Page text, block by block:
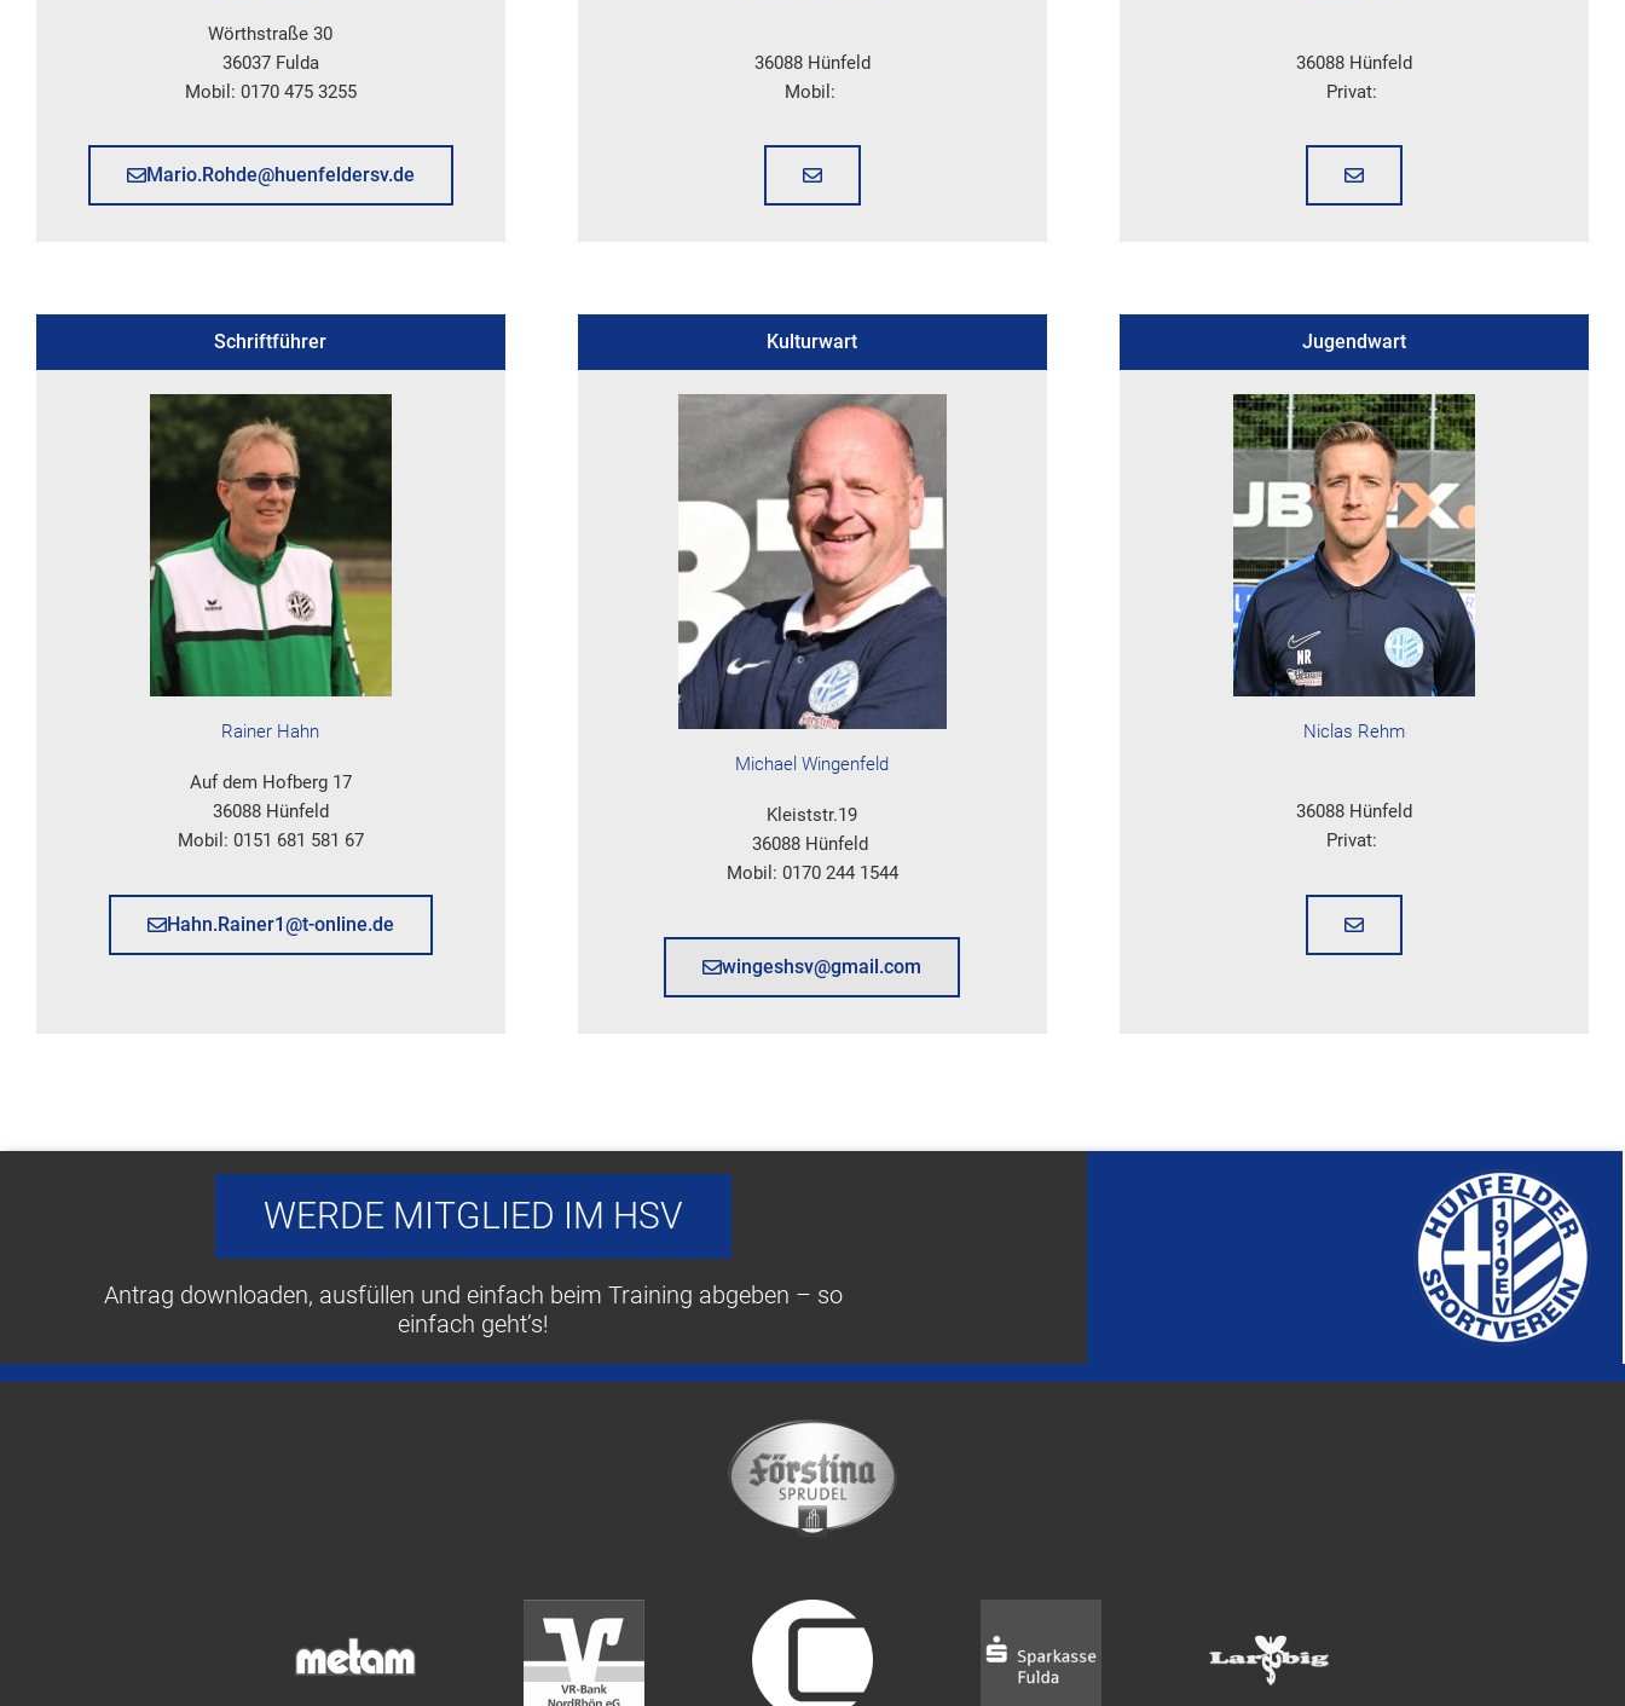
Wörthstraße 30
36037 Fulda
Mobil: 0170 475 3255
Mario.Rohde@huenfeldersv.de
36088 Hünfeld
Mobil:
36088 Hünfeld
Privat:
Schriftführer
Rainer Hahn
Auf dem Hofberg 17
36088 Hünfeld
Mobil: 0151 681 581 67
Hahn.Rainer1@t-online.de
Kulturwart
Michael Wingenfeld
Kleiststr.19
36088 Hünfeld
Mobil: 0170 244 1544
wingeshsv@gmail.com
Jugendwart
Niclas Rehm
36088 Hünfeld
Privat:
WERDE MITGLIED IM HSV
Antrag downloaden, ausfüllen und einfach beim Training abgeben – so
einfach geht’s!